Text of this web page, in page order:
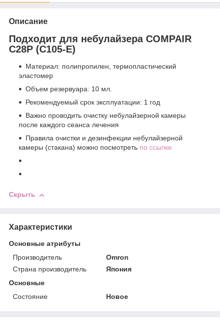
Описание
Подходит для небулайзера COMPAIR
C28P (C105-E)
Материал: полипропилен, термопластический
эластомер
Объем резервуара: 10 мл.
Рекомендуемый срок эксплуатации: 1 год
Важно проводить очистку небулайзерной камеры
после каждого сеанса лечения
Правила очистки и дезинфекции небулайзерной
камеры (стакана) можно посмотреть по ссылке
Скрыть
Характеристики
Основные атрибуты
Производитель
Omron
Страна производитель
Япония
Основные
Состояние
Новое